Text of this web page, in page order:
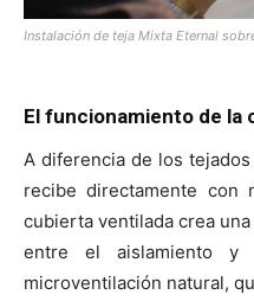
Instalación de teja Mixta Eternal
El funcionamiento de la
A diferencia de los
recibe directamente
cubierta ventilada crea
entre el aislamiento y
microventilación natural,